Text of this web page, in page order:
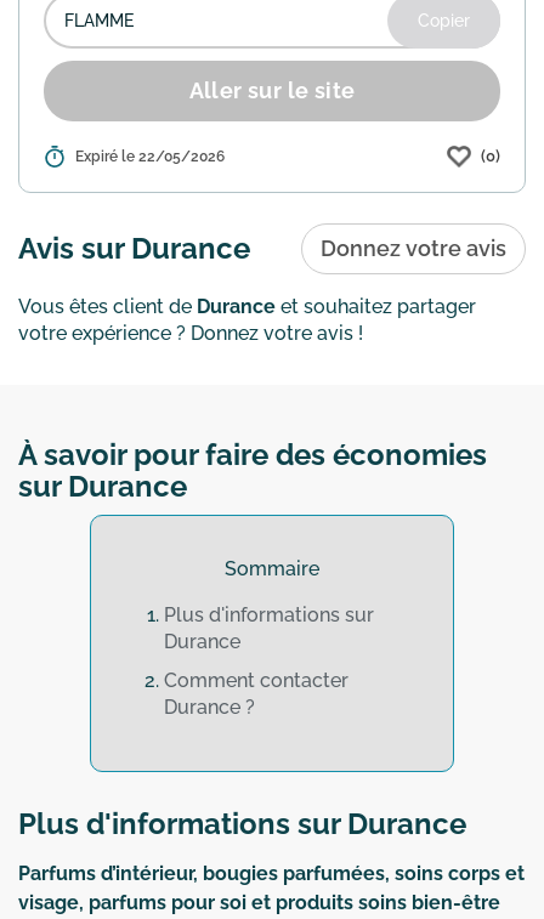
Copier
Aller sur le site
Détails : Durance, spécialiste des parfums et
le code promo "FLAMME" lors de votre
achat pour bénéficier d...En savoir plus
Expiré le 22/05/2026 (0)
Avis sur Durance Donnez votre avis
Vous êtes client de Durance et souhaitez partager
votre expérience ? Donnez votre avis !
À savoir pour faire des économies
sur Durance
Sommaire
Plus d'informations sur
Durance
Comment contacter
Durance ?
Plus d'informations sur Durance
Parfums d’intérieur, bougies parfumées, soins corps et
visage, parfums pour soi et produits soins bien-être